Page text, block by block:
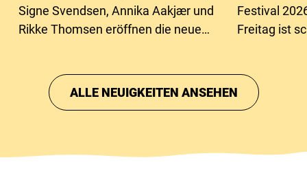
Signe Svendsen, Annika Aakjær und
Rikke Thomsen eröffnen die neue
Festival
Freitag ist
ALLE NEUIGKEITEN ANSEHEN